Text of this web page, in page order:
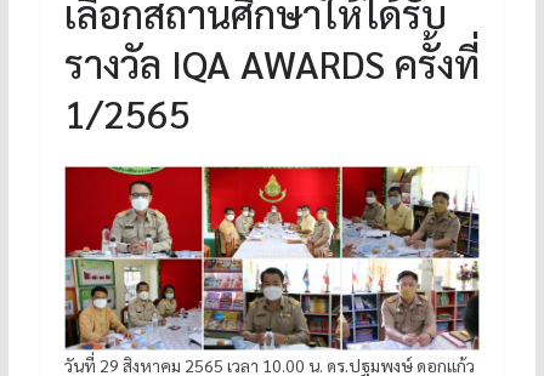
เลือกสถานศึกษาให้ได้รับ
รางวัล IQA AWARDS ครั้งที่
1/2565
วันที่ 29 สิงหาคม 2565 เวลา 10.00 น. ดร.ปฐมพงษ์ ดอกแก้ว